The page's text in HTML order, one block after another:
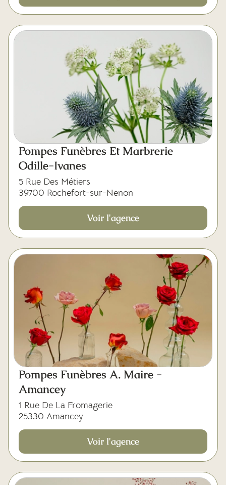
Pompes Funèbres Et Marbrerie
Odille-Ivanes
5 Rue Des Métiers
39700 Rochefort-sur-Nenon
Voir l'agence
Pompes Funèbres A. Maire -
Amancey
1 Rue De La Fromagerie
25330 Amancey
Voir l'agence